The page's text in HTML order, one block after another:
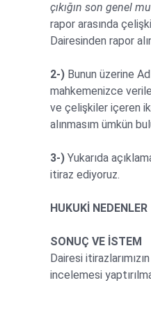
çıkığın son genel
rapor arasında
Dairesinden rapor
2-) Bunun üzerine
mahkemenizce
ve çelişkiler içeren
alınmasım ümkün
3-) Yukarıda
itiraz ediyoruz.
HUKUKİ
SONUÇ VE
Dairesi
incelemesi